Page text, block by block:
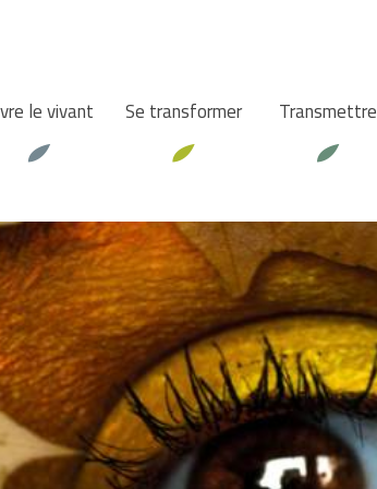
le vivant Se transformer Transmettre